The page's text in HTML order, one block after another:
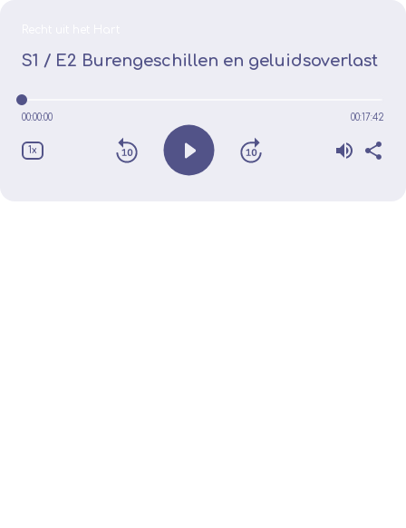
S1 / E2 Burengeschillen en geluidsoverlast
00:00:00 00:17:42
1x